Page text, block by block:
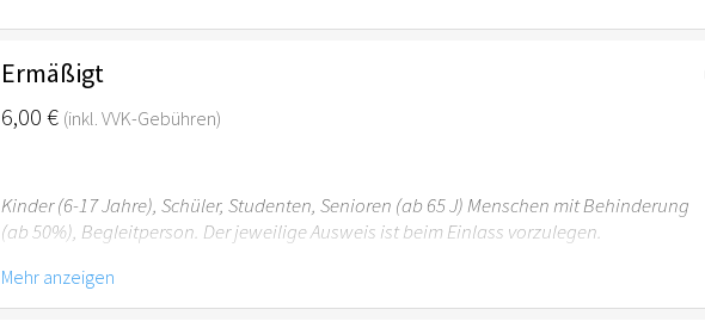
Ermäßigt
6,00 € (inkl. VVK-Gebühren)
Kinder (6-17 Jahre), Schüler, Studenten, Senioren (ab 65 J) Menschen mit Behinderung
(ab 50%), Begleitperson. Der jeweilige Ausweis ist beim Einlass vorzulegen.
Hinweis: Für Kinder unter 6 Jahren ist der Ostergarten Stuttgart nicht
empfehlenswert.
Mehr anzeigen